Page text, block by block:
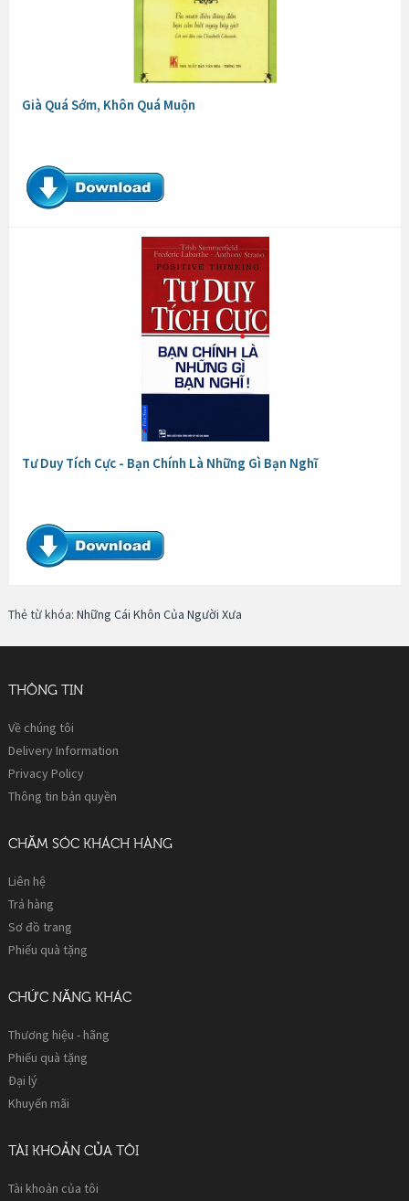
Già Quá Sớm, Khôn Quá Muộn
Tư Duy Tích Cực - Bạn Chính Là Những Gì Bạn Nghĩ
Thẻ từ khóa: Những Cái Khôn Của Người Xưa
THÔNG TIN
Về chúng tôi
Delivery Information
Privacy Policy
Thông tin bản quyền
CHĂM SÓC KHÁCH HÀNG
Liên hệ
Trả hàng
Sơ đồ trang
Phiếu quà tặng
CHỨC NĂNG KHÁC
Thương hiệu - hãng
Phiếu quà tặng
Đại lý
Khuyến mãi
TÀI KHOẢN CỦA TÔI
Tài khoản của tôi